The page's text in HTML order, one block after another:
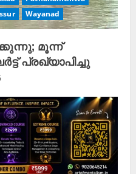
Wayanad
മൂന്ന്
പ്രഖ്യാപിച്ചു